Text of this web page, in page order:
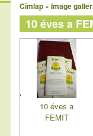
Címlap» Image
10 éves a
10 éves a
FEMIT